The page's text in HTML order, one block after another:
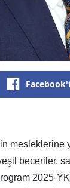
mesleklerine
beceriler,
2025-